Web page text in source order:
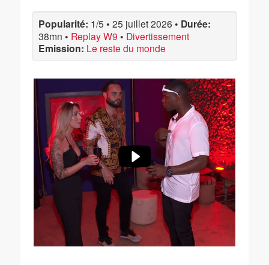
Popularité: 1/5 • 25 juillet 2026 • Durée:
38mn • Replay W9 • Divertissement
Emission: Le reste du monde